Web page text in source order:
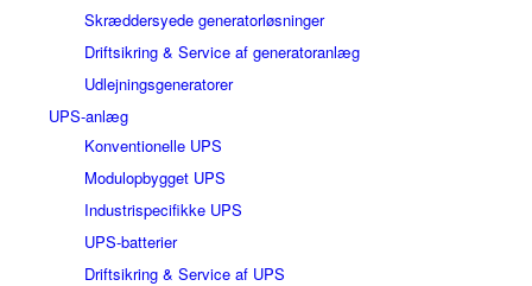
Skræddersyede generatorløsninger
Driftsikring & Service af generatoranlæg
Udlejningsgeneratorer
UPS-anlæg
Konventionelle UPS
Modulopbygget UPS
Industrispecifikke UPS
UPS-batterier
Driftsikring & Service af UPS